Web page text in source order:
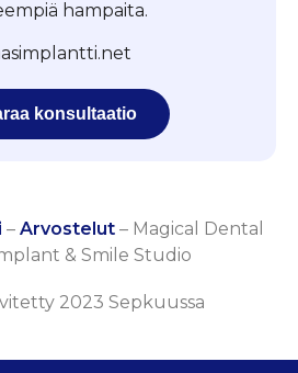
hampaita.
konsultaatio
– Arvostelut – Magical Dental
& Smile Studio
2023 Sepkuussa